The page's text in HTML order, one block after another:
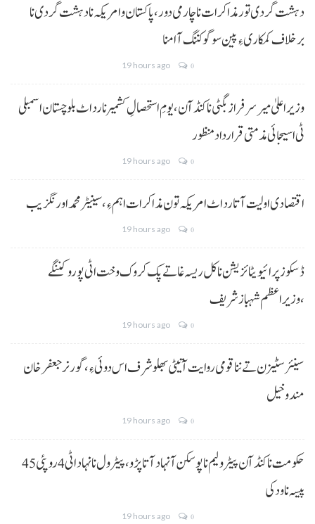
دہشت گردی تور مذاکرات نا چارمی دور،پاکستان و امریکہ نا دہشت گردی نا
برخلاف کمکاری ءِ پین سوگو کننگ آ امنا
19 hours ago 0
وزیراعلیٰ میر سرفراز بگٹی نا کنڈ آن،یومِ استحصالِ کشمیر نا رد اٹ بلوچستان اسمبلی
ٹی اسیجائی مذمتی قرارداد منظور
19 hours ago 0
اقتصادی اولیت آتا رد اٹ امریکہ تون مذاکرات اہم ءِ،سینیٹر محمد اورنگزیب
19 hours ago 0
ڈسکوز پرائیویٹائزیشن نا کل ریسہ غاتے پک کروک وخت اٹی پورو کننگے
،وزیراعظم شہباز شریف
19 hours ago 0
سینئر سٹیزن تے ننا قومی روایت آتیٹی بھلو شرف اس دوئی ءِ،گورنر جعفرخان
مندوخیل
19 hours ago 0
حکومت نا کنڈ آن پیٹرولیم نا پوسکن آ نہاد آتا پڑو،پیٹرول نا نہاد اٹی 4 روپئی 45
پیسہ نا ودکی
19 hours ago 0